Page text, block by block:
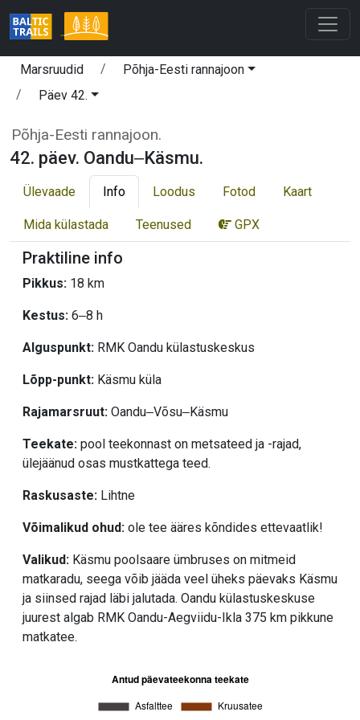
Marsruudid
Põhja-Eesti rannajoon
Päev 42.
Põhja-Eesti rannajoon.
42. päev. Oandu‒Käsmu.
Ülevaade Info Loodus Fotod Kaart
Mida külastada Teenused GPX
Praktiline info
Pikkus: 18 km
Kestus: 6‒8 h
Alguspunkt: RMK Oandu külastuskeskus
Lõpp-punkt: Käsmu küla
Rajamarsruut: Oandu‒Võsu‒Käsmu
Teekate: pool teekonnast on metsateed ja -rajad,
ülejäänud osas mustkattega teed.
Raskusaste: Lihtne
Võimalikud ohud: ole tee ääres kõndides ettevaatlik!
Valikud: Käsmu poolsaare ümbruses on mitmeid
matkaradu, seega võib jääda veel üheks päevaks Käsmu
ja siinsed rajad läbi jalutada. Oandu külastuskeskuse
juurest algab RMK Oandu-Aegviidu-Ikla 375 km pikkune
matkatee.